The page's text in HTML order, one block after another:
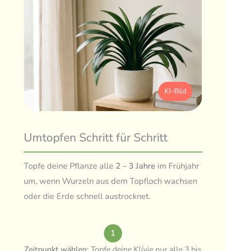
KI-Bild
Umtopfen Schritt für Schritt
Topfe deine Pflanze alle 2 – 3 Jahre im Frühjahr
um, wenn Wurzeln aus dem Topfloch wachsen
oder die Erde schnell austrocknet.
1